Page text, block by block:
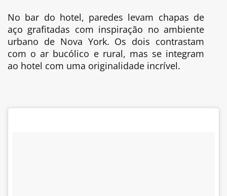
No bar do hotel, paredes levam chapas de
aço grafitadas com inspiração no ambiente
urbano de Nova York. Os dois contrastam
com o ar bucólico e rural, mas se integram
ao hotel com uma originalidade incrível.